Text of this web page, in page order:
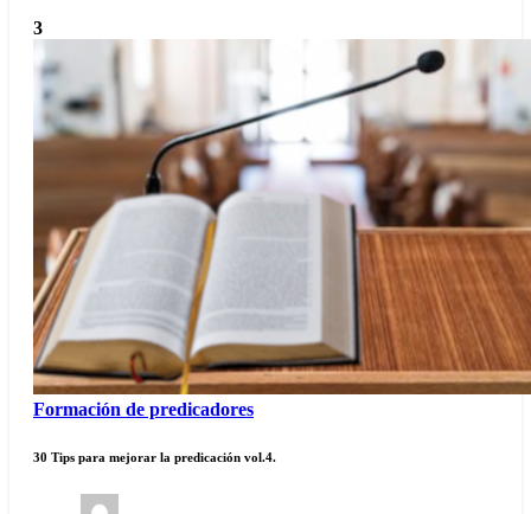
3
Formación de predicadores
30 Tips para mejorar la predicación vol.4.